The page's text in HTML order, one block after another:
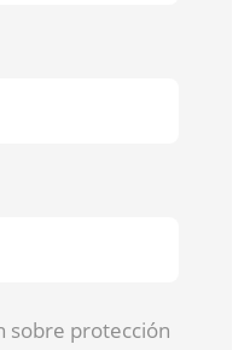
sobre protección